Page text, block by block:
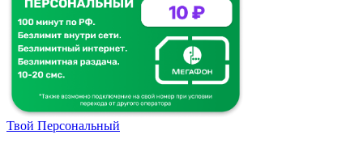
Твой Персональный